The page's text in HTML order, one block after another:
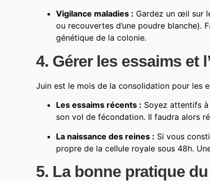
Vigilance maladies : Gardez un œil sur
ou recouvertes d’une poudre blanche).
génétique de la colonie.
4. Gérer les essaims et
Juin est le mois de la consolidation pour les
Les essaims récents : Soyez attentifs
son vol de fécondation. Il faudra alors
La naissance des reines : Si vous
propre de la cellule royale sous 48h.
5. La bonne pratique